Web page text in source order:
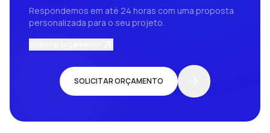
Respondemos em até 24 horas com uma proposta
personalizada para o seu projeto.
SOLICITAR ORÇAMENTO